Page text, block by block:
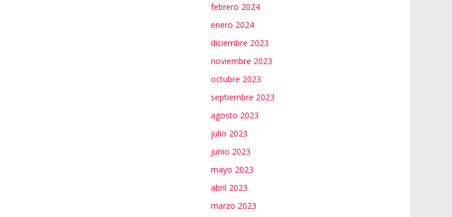
febrero 2024
enero 2024
diciembre 2023
noviembre 2023
octubre 2023
septiembre 2023
agosto 2023
julio 2023
junio 2023
mayo 2023
abril 2023
marzo 2023